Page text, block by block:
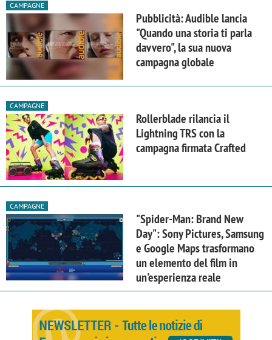
CAMPAGNE
Pubblicità: Audible lancia
"Quando una storia ti parla
davvero", la sua nuova
campagna globale
CAMPAGNE
Rollerblade rilancia il
Lightning TRS con la
campagna firmata Crafted
CAMPAGNE
"Spider-Man: Brand New
Day": Sony Pictures, Samsung
e Google Maps trasformano
un elemento del film in
un'esperienza reale